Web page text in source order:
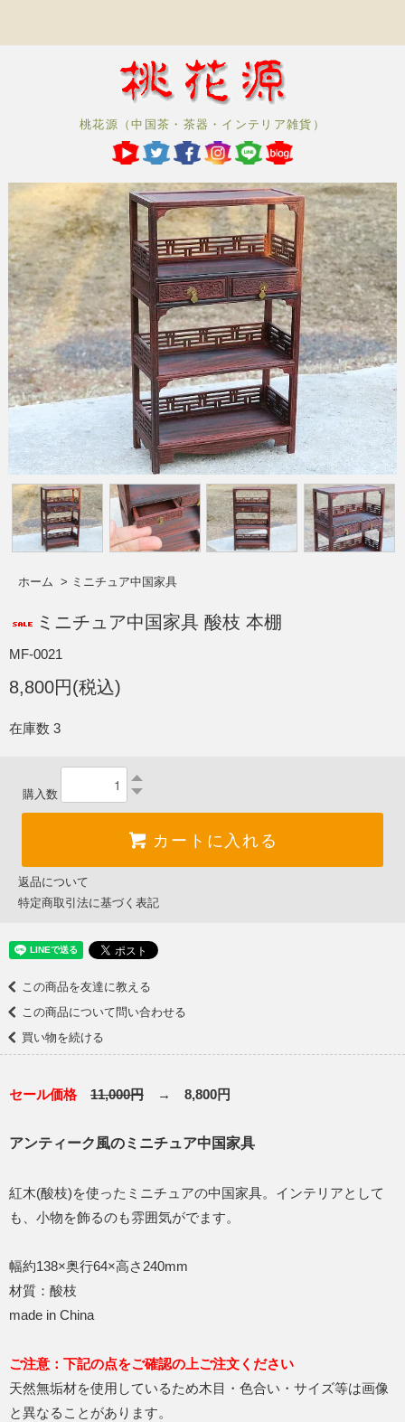
桃花源（中国茶・茶器・インテリア雑貨）
ホーム > ミニチュア中国家具
ミニチュア中国家具 酸枝 本棚
MF-0021
8,800円(税込)
在庫数 3
購入数
カートに入れる
返品について
特定商取引法に基づく表記
この商品を友達に教える
この商品について問い合わせる
買い物を続ける
セール価格 11,000円 → 8,800円
アンティーク風のミニチュア中国家具
紅木(酸枝)を使ったミニチュアの中国家具。インテリアとして
も、小物を飾るのも雰囲気がでます。
幅約138×奥行64×高さ240mm
材質：酸枝
made in China
ご注意：下記の点をご確認の上ご注文ください
天然無垢材を使用しているため木目・色合い・サイズ等は画像
と異なることがあります。